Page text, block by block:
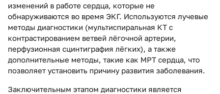
изменений в работе сердца, которые не
обнаруживаются во время ЭКГ. Используются лучевые
методы диагностики (мультиспиральная КТ с
контрастированием ветвей лёгочной артерии,
перфузионная сцинтиграфия лёгких), а также
дополнительные методы, такие как МРТ сердца, что
позволяет установить причину развития заболевания.
Заключительным этапом диагностики является